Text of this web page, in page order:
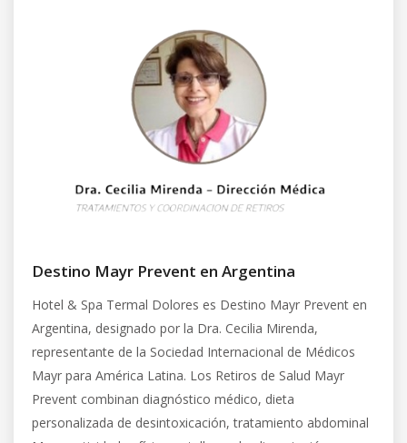
Destino Mayr Prevent en Argentina
Hotel & Spa Termal Dolores es Destino Mayr Prevent en
Argentina, designado por la Dra. Cecilia Mirenda,
representante de la Sociedad Internacional de Médicos
Mayr para América Latina. Los Retiros de Salud Mayr
Prevent combinan diagnóstico médico, dieta
personalizada de desintoxicación, tratamiento abdominal